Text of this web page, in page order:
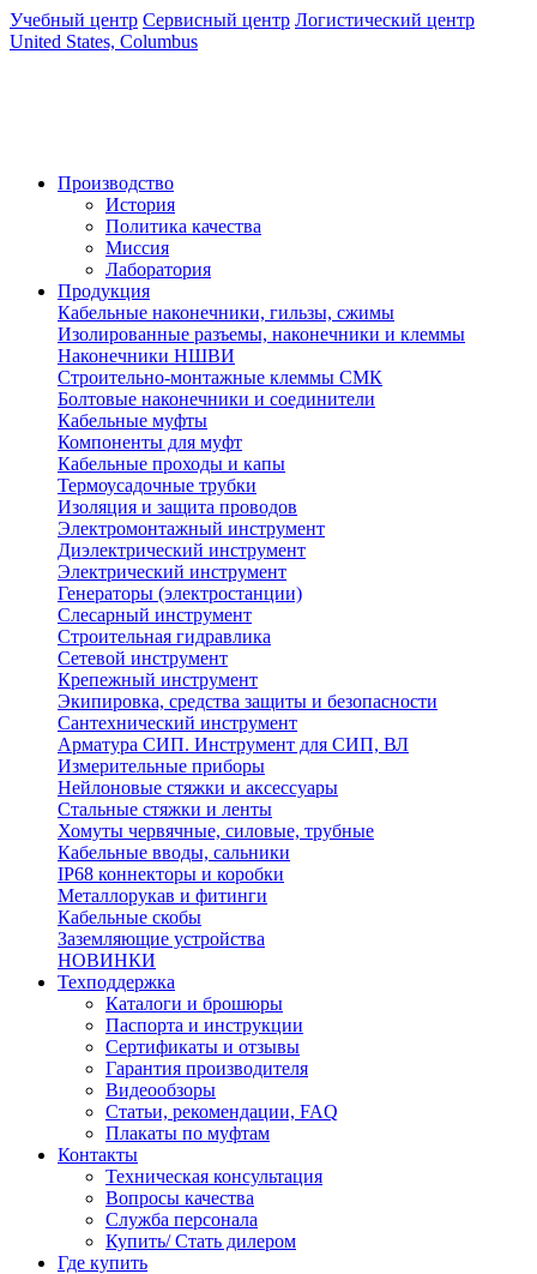
Учебный центр Сервисный центр Логистический центр
United States, Columbus
Производство
История
Политика качества
Миссия
Лаборатория
Продукция
Кабельные наконечники, гильзы, сжимы
Изолированные разъемы, наконечники и клеммы
Наконечники НШВИ
Строительно-монтажные клеммы СМК
Болтовые наконечники и соединители
Кабельные муфты
Компоненты для муфт
Кабельные проходы и капы
Термоусадочные трубки
Изоляция и защита проводов
Электромонтажный инструмент
Диэлектрический инструмент
Электрический инструмент
Генераторы (электростанции)
Слесарный инструмент
Строительная гидравлика
Сетевой инструмент
Крепежный инструмент
Экипировка, средства защиты и безопасности
Сантехнический инструмент
Арматура СИП. Инструмент для СИП, ВЛ
Измерительные приборы
Нейлоновые стяжки и аксессуары
Стальные стяжки и ленты
Хомуты червячные, силовые, трубные
Кабельные вводы, сальники
IP68 коннекторы и коробки
Металлорукав и фитинги
Кабельные скобы
Заземляющие устройства
НОВИНКИ
Техподдержка
Каталоги и брошюры
Паспорта и инструкции
Сертификаты и отзывы
Гарантия производителя
Видеообзоры
Статьи, рекомендации, FAQ
Плакаты по муфтам
Контакты
Техническая консультация
Вопросы качества
Служба персонала
Купить/ Стать дилером
Где купить